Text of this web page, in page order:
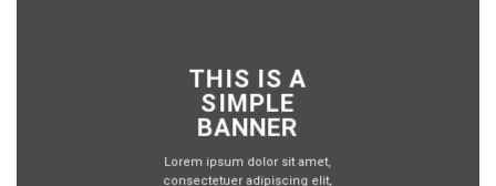
THIS IS A
SIMPLE
BANNER
Lorem ipsum dolor sit amet,
consectetuer adipiscing elit,